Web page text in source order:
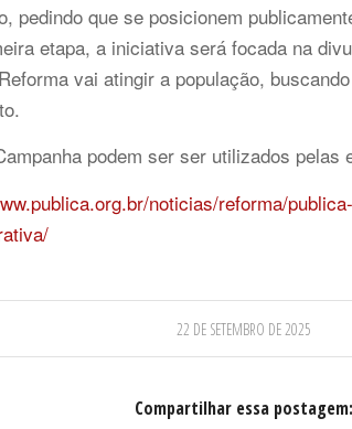
pedindo que se posicionem
etapa, a iniciativa será focada na
vai atingir a população,
podem ser ser utilizados pelas
noticias/reforma/
22 DE SETEMBRO DE 2025
Compartilhar essa postagem: